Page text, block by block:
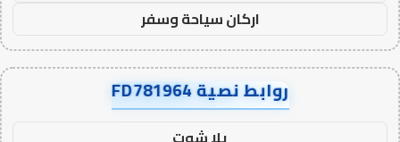
اركان سياحة وسفر
روابط نصية FD781964